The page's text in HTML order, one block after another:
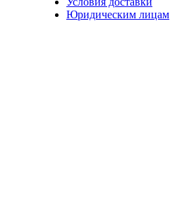
Юридическим лицам